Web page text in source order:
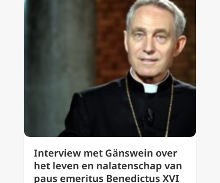
Interview met Gänswein over
het leven en nalatenschap van
paus emeritus Benedictus XVI